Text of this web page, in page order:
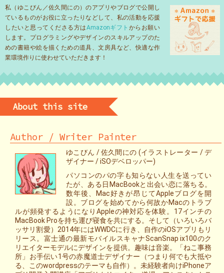
私（ゆこびん／佐久間にの）のアプリやブログで公開し
ているものがお役に立ったりなどして、私の活動を応援
したいと思ってくださる方はAmazonギフト からお願い
します。プログラミングやデザインのスキルアップのた
めの書籍や絵を描くための道具、文房具など、快適な作
業環境作りに使わせていただきます！
About this site
Author / Writer Painter
ゆこびん / 佐久間にの (イラストレーター / デ
ザイナー / iSOデベロッパー)
パソコンのパの字も知らない人生を送ってい
たが、ある日MacBookと出会い恋に落ちる。
数年後、Mac好きが昂じてAppleブログを開
設。ブログを始めてから何故かMacのトラブ
ルが頻発するようになりAppleの神対応を体験。17インチの
MacBook Proを持ち運び寝食を共にする。そして（いろいろバ
ッサリ割愛）2014年にはWWDCに行き、自作のiOSアプリもリ
リース。富士通の最新モバイルスキャナScanSnap ix100のク
リエイターモデルにデザインを提供。趣味は音楽。「ねこ事務
所」お手伝い1号の赤魔道士デザイナー（つまり何でも大抵や
る、このwordpressのテーマも自作）。未経験者向けiPhoneア